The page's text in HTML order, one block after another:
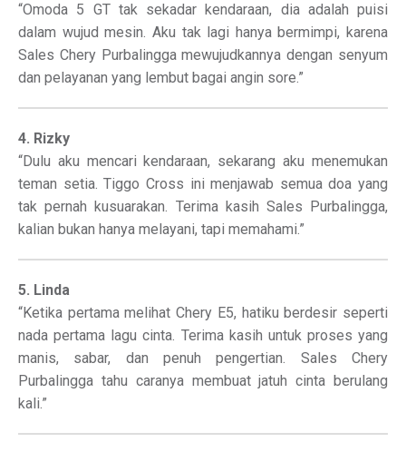
“Omoda 5 GT tak sekadar kendaraan, dia adalah puisi
dalam wujud mesin. Aku tak lagi hanya bermimpi, karena
Sales Chery Purbalingga mewujudkannya dengan senyum
dan pelayanan yang lembut bagai angin sore.”
4. Rizky
“Dulu aku mencari kendaraan, sekarang aku menemukan
teman setia. Tiggo Cross ini menjawab semua doa yang
tak pernah kusuarakan. Terima kasih Sales Purbalingga,
kalian bukan hanya melayani, tapi memahami.”
5. Linda
“Ketika pertama melihat Chery E5, hatiku berdesir seperti
nada pertama lagu cinta. Terima kasih untuk proses yang
manis, sabar, dan penuh pengertian. Sales Chery
Purbalingga tahu caranya membuat jatuh cinta berulang
kali.”